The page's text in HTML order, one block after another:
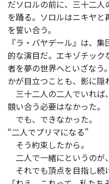
だソロルの前に、三十二
を踊る。ソロルはニキヤ
を誓い合う。
『ラ・バヤデール』は、
的な演目だ。エキゾチッ
者を夢の世界へといざなう
かが目立つことも、影に隠
三十二人の二人でいれば
競い合う必要はなかった。
でも、できなかった。
“二人でプリマになる”
そう約束したから。
二人で一緒にというのが
それでも頂点を目指し続